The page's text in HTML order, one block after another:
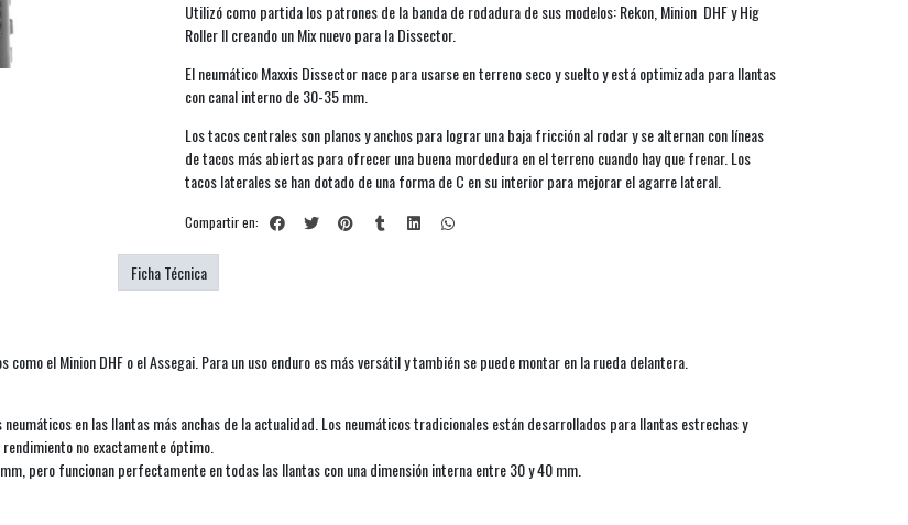
Utilizó como partida los patrones de la banda de rodadura de sus modelos: Rekon, Minion DHF y Hig
Roller II creando un Mix nuevo para la Dissector.
El neumático Maxxis Dissector nace para usarse en terreno seco y suelto y está optimizada para llantas
con canal interno de 30-35 mm.
Los tacos centrales son planos y anchos para lograr una baja fricción al rodar y se alternan con líneas
de tacos más abiertas para ofrecer una buena mordedura en el terreno cuando hay que frenar. Los
tacos laterales se han dotado de una forma de C en su interior para mejorar el agarre lateral.
Compartir en:
el Minion DHF o el Assegai. Para un uso enduro es más versátil y también se puede montar en la rueda delantera.
en las llantas más anchas de la actualidad. Los neumáticos tradicionales están desarrollados para llantas estrechas y
no exactamente óptimo.
pero funcionan perfectamente en todas las llantas con una dimensión interna entre 30 y 40 mm.
Ficha Técnica